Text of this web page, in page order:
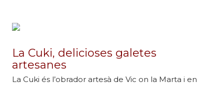
La Cuki, delicioses galetes
artesanes
La Cuki és l’obrador artesà de Vic on la Marta i en